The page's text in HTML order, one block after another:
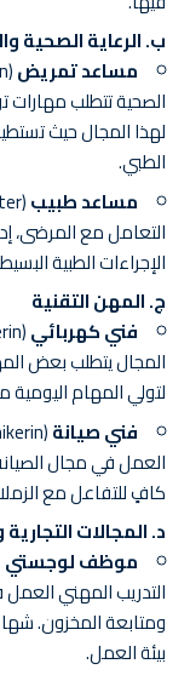
ب. الرعاية الصحية
مساعد تمريض
لهذا المجال حيث
الطبي.
مساعد طبيب
التعامل مع المرضى،
الإجراءات الطبية
ج. المهن التقنية
فني كهربائي
لتولي المهام
فني صيانة
كافٍ للتفاعل مع
د. المجالات
موظف لوجستي
التدريب المهني
بيئة العمل.